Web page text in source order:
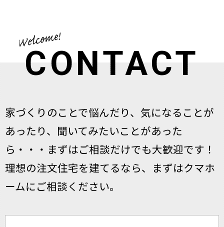
CONTACT
家づくりのことで悩んだり、気になることが
あったり、聞いてみたいことがあった
ら・・・まずはご相談だけでも大歓迎です！
理想の注文住宅を建てるなら、まずはクマホ
ームにご相談ください。